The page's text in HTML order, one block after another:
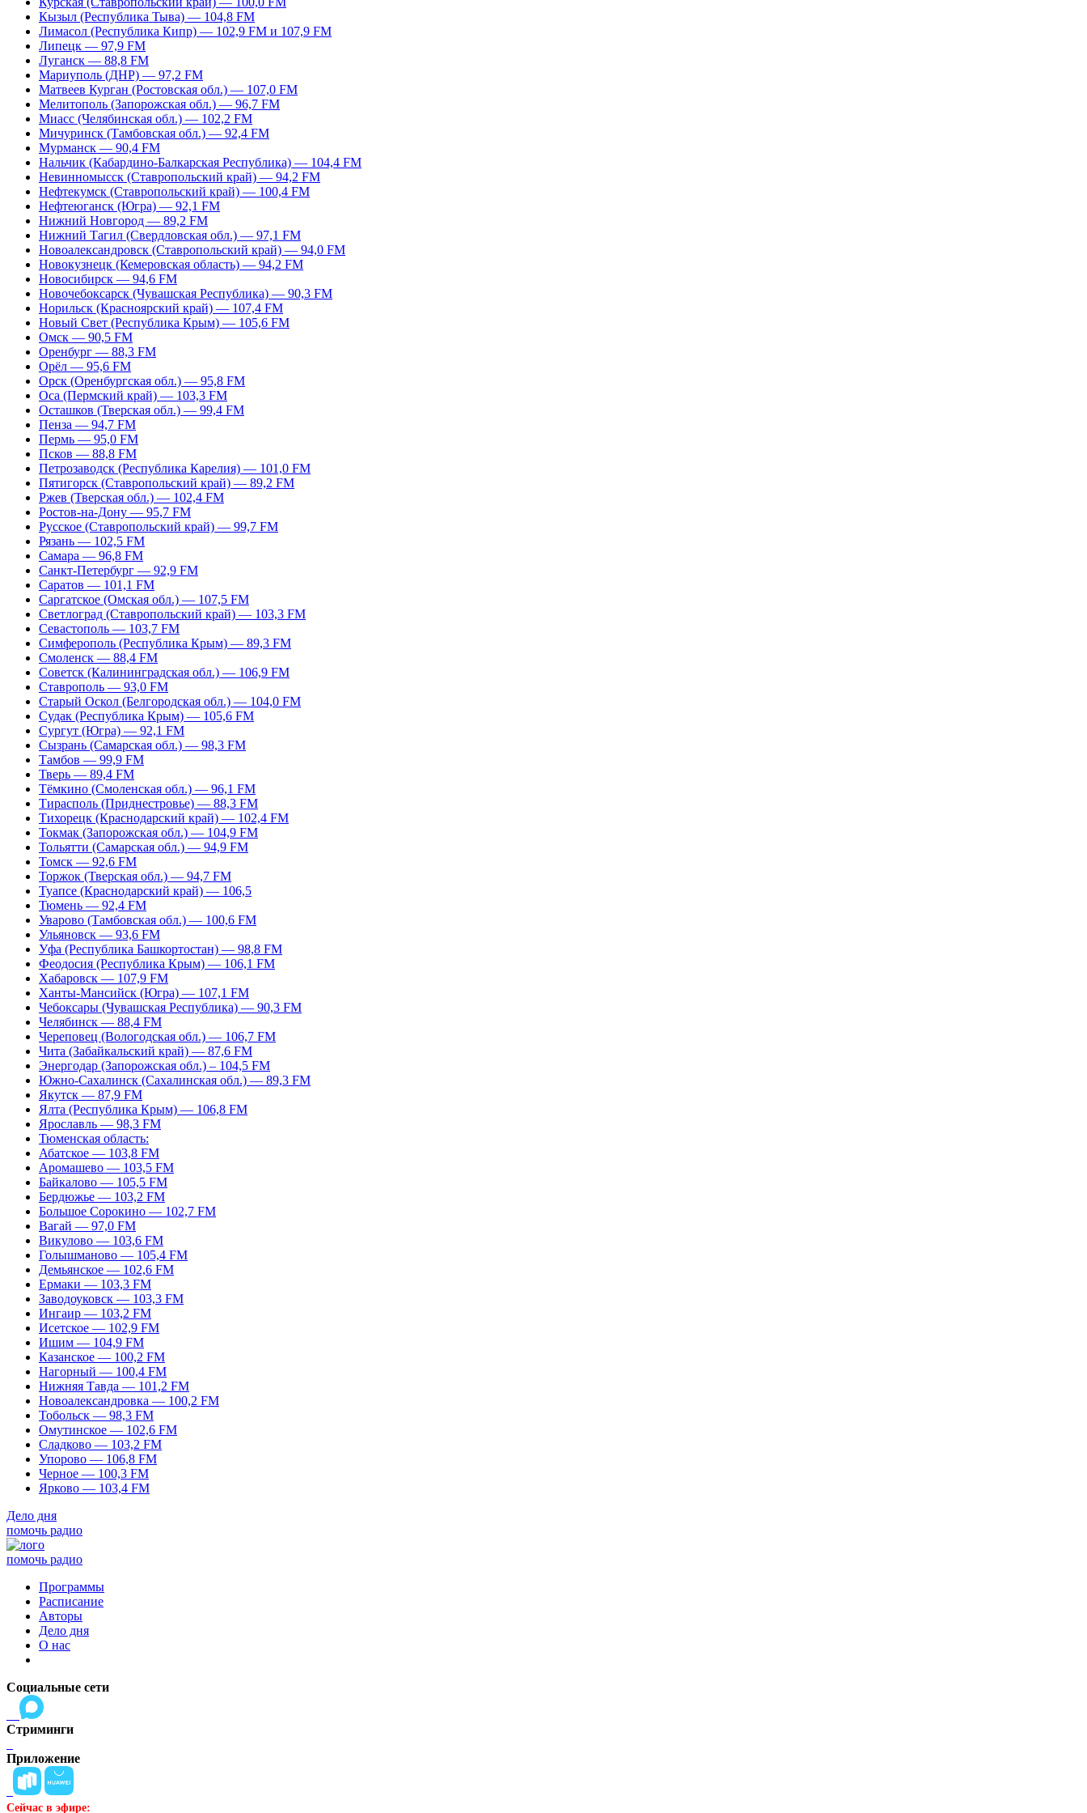
Кызыл (Республика Тыва) — 104,8 FM
Лимасол (Республика Кипр) — 102,9 FM и 107,9 FM
Липецк — 97,9 FM
Луганск — 88,8 FM
Мариуполь (ДНР) — 97,2 FM
Матвеев Курган (Ростовская обл.) — 107,0 FM
Мелитополь (Запорожская обл.) — 96,7 FM
Миасс (Челябинская обл.) — 102,2 FM
Мичуринск (Тамбовская обл.) — 92,4 FM
Мурманск — 90,4 FM
Нальчик (Кабардино-Балкарская Республика) — 104,4 FM
Невинномысск (Ставропольский край) — 94,2 FM
Нефтекумск (Ставропольский край) — 100,4 FM
Нефтеюганск (Югра) — 92,1 FM
Нижний Новгород — 89,2 FM
Нижний Тагил (Свердловская обл.) — 97,1 FM
Новоалександровск (Ставропольский край) — 94,0 FM
Новокузнецк (Кемеровская область) — 94,2 FM
Новосибирск — 94,6 FM
Новочебоксарск (Чувашская Республика) — 90,3 FM
Норильск (Красноярский край) — 107,4 FM
Новый Свет (Республика Крым) — 105,6 FM
Омск — 90,5 FM
Оренбург — 88,3 FM
Орёл — 95,6 FM
Орск (Оренбургская обл.) — 95,8 FM
Оса (Пермский край) — 103,3 FM
Осташков (Тверская обл.) — 99,4 FM
Пенза — 94,7 FM
Пермь — 95,0 FM
Псков — 88,8 FM
Петрозаводск (Республика Карелия) — 101,0 FM
Пятигорск (Ставропольский край) — 89,2 FM
Ржев (Тверская обл.) — 102,4 FM
Ростов-на-Дону — 95,7 FM
Русское (Ставропольский край) — 99,7 FM
Рязань — 102,5 FM
Самара — 96,8 FM
Санкт-Петербург — 92,9 FM
Саратов — 101,1 FM
Саргатское (Омская обл.) — 107,5 FM
Светлоград (Ставропольский край) — 103,3 FM
Севастополь — 103,7 FM
Симферополь (Республика Крым) — 89,3 FM
Смоленск — 88,4 FM
Советск (Калининградская обл.) — 106,9 FM
Ставрополь — 93,0 FM
Старый Оскол (Белгородская обл.) — 104,0 FM
Судак (Республика Крым) — 105,6 FM
Сургут (Югра) — 92,1 FM
Сызрань (Самарская обл.) — 98,3 FM
Тамбов — 99,9 FM
Тверь — 89,4 FM
Тёмкино (Смоленская обл.) — 96,1 FM
Тирасполь (Приднестровье) — 88,3 FM
Тихорецк (Краснодарский край) — 102,4 FM
Токмак (Запорожская обл.) — 104,9 FM
Тольятти (Самарская обл.) — 94,9 FM
Томск — 92,6 FM
Торжок (Тверская обл.) — 94,7 FM
Туапсе (Краснодарский край) — 106,5
Тюмень — 92,4 FM
Уварово (Тамбовская обл.) — 100,6 FM
Ульяновск — 93,6 FM
Уфа (Республика Башкортостан) — 98,8 FM
Феодосия (Республика Крым) — 106,1 FM
Хабаровск — 107,9 FM
Ханты-Мансийск (Югра) — 107,1 FM
Чебоксары (Чувашская Республика) — 90,3 FM
Челябинск — 88,4 FM
Череповец (Вологодская обл.) — 106,7 FM
Чита (Забайкальский край) — 87,6 FM
Энергодар (Запорожская обл.) – 104,5 FM
Южно-Сахалинск (Сахалинская обл.) — 89,3 FM
Якутск — 87,9 FM
Ялта (Республика Крым) — 106,8 FM
Ярославль — 98,3 FM
Тюменская область:
Абатское — 103,8 FM
Аромашево — 103,5 FM
Байкалово — 105,5 FM
Бердюжье — 103,2 FM
Большое Сорокино — 102,7 FM
Вагай — 97,0 FM
Викулово — 103,6 FM
Голышманово — 105,4 FM
Демьянское — 102,6 FM
Ермаки — 103,3 FM
Заводоуковск — 103,3 FM
Ингаир — 103,2 FM
Исетское — 102,9 FM
Ишим — 104,9 FM
Казанское — 100,2 FM
Нагорный — 100,4 FM
Нижняя Тавда — 101,2 FM
Новоалександровка — 100,2 FM
Тобольск — 98,3 FM
Омутинское — 102,6 FM
Сладково — 103,2 FM
Упорово — 106,8 FM
Черное — 100,3 FM
Ярково — 103,4 FM
Дело дня
помочь радио
помочь радио
Программы
Расписание
Авторы
Дело дня
О нас
Социальные сети
Стриминги
Приложение
Сейчас в эфире: